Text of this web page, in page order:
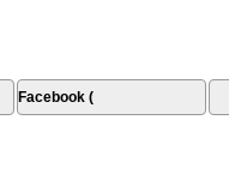
Facebook (